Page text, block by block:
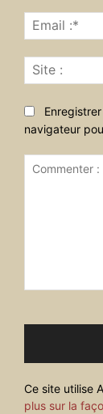
navigateur
Ce site utilise
plus sur la